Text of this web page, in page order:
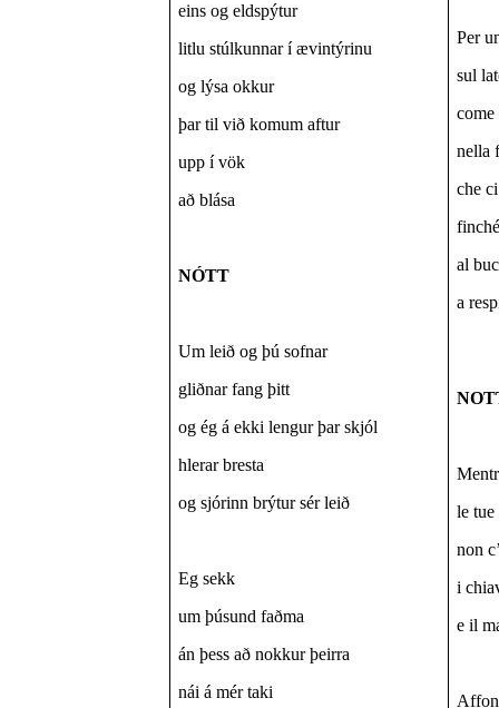
eins og eldspýtur
litlu stúlkunnar í ævintýrinu
og lýsa okkur
þar til við komum aftur
upp í vök
að blása
NÓTT
Um leið og þú sofnar
gliðnar fang þitt
og ég á ekki lengur þar skjól
hlerar bresta
og sjórinn brýtur sér leið
Eg sekk
um þúsund faðma
án þess að nokkur þeirra
nái á mér taki
Per
sul
nella
che
al
a
le
non
i
e il